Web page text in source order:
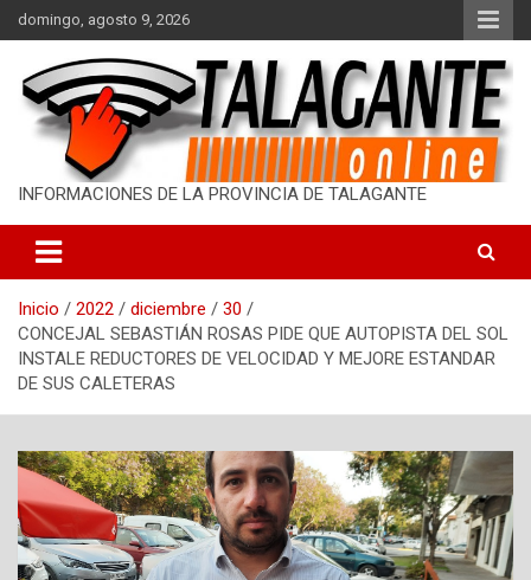
a
t
o
domingo, agosto 9, 2026
INFORMACIONES DE LA PROVINCIA DE TALAGANTE
Inicio 2022 diciembre
30
CONCEJAL SEBASTIÁN ROSAS PIDE QUE AUTOPISTA DEL SOL
INSTALE REDUCTORES DE VELOCIDAD Y MEJORE ESTANDAR
DE SUS CALETERAS